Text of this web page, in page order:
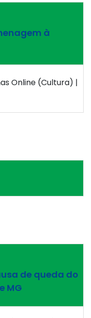
à
Online (Cultura) |
de queda do
MG